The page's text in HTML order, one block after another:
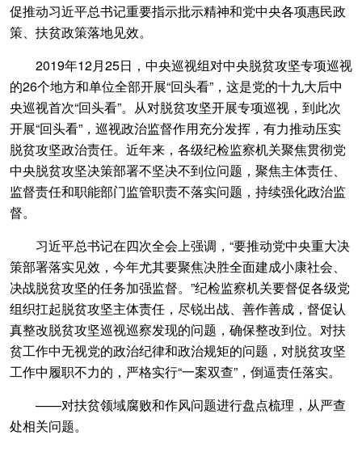
促推动习近平总书记重要指示批示精神和党中央各项惠民政
策、扶贫政策落地见效。
2019年12月25日，中央巡视组对中央脱贫攻坚专项巡视
的26个地方和单位全部开展“回头看”，这是党的十九大后中
央巡视首次“回头看”。从对脱贫攻坚开展专项巡视，到此次
开展“回头看”，巡视政治监督作用充分发挥，有力推动压实
脱贫攻坚政治责任。近年来，各级纪检监察机关聚焦贯彻党
中央脱贫攻坚决策部署不坚决不到位问题，聚焦主体责任、
监督责任和职能部门监管职责不落实问题，持续强化政治监
督。
习近平总书记在四次全会上强调，“要推动党中央重大决
策部署落实见效，今年尤其要聚焦决胜全面建成小康社会、
决战脱贫攻坚的任务加强监督。”纪检监察机关要督促各级党
组织扛起脱贫攻坚主体责任，尽锐出战、善作善成，督促认
真整改脱贫攻坚巡视巡察发现的问题，确保整改到位。对扶
贫工作中无视党的政治纪律和政治规矩的问题，对脱贫攻坚
工作中履职不力的，严格实行“一案双查”，倒逼责任落实。
——对扶贫领域腐败和作风问题进行盘点梳理，从严查
处相关问题。